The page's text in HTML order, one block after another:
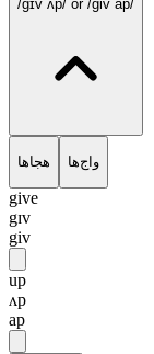
/gɪv ʌp/ or /giv ap/
هجاها واج‌ها
give
gɪv
giv
up
ʌp
ap